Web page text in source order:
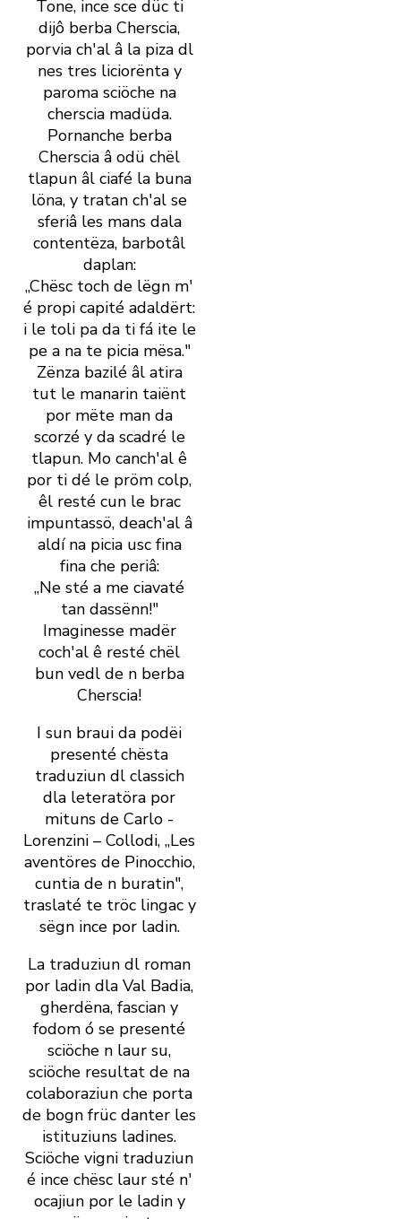
Tone, ince sce düc ti
dijô berba Cherscia,
porvia ch' al â la piza dl
nes tres liciorënta y
paroma sciöche na
cherscia madüda.
Pornanche berba
Cherscia â odü chël
tlapun âl ciafé la buna
löna, y tratan ch' al se
sferiâ les mans dala
contentëza, barbotâl
daplan:
„Chësc toch de lëgn m'
é propi capité adaldërt:
i le toli pa da ti fá ite le
pe a na te picia mësa."
Zënza bazilé âl atira
tut le manarin taiënt
por mëte man da
scorzé y da scadré le
tlapun. Mo canch' al ê
por ti dé le pröm colp,
êl resté cun le brac
impuntassö, deach' al â
aldí na picia usc fina
fina che periâ:
„Ne sté a me ciavaté
tan dassënn!"
Imaginesse madër
coch' al ê resté chël
bun vedl de n berba
Cherscia!
I sun braui da podëi
presenté chësta
traduziun dl ­classich
dla leteratöra por
mituns de Carlo ­
Lorenzini – Collodi, „Les
aventöres de Pinocchio,
cuntia de n buratin",
traslaté te tröc lingac y
sëgn ince por ladin.
La traduziun dl roman
por ladin dla Val Badia,
gherdëna, fascian y
fodom ó se presenté
sciöche n laur su,
sciöche resultat de na
colaboraziun che porta
de bogn früc danter les
istituziuns ladines.
Sciöche vigni traduziun
é ince chësc laur sté n'
ocajiun por le ladin y